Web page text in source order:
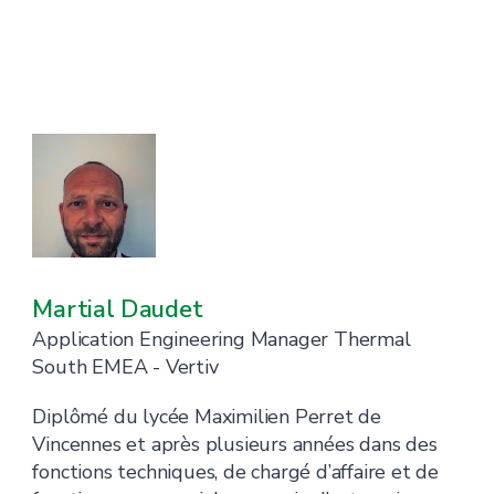
Martial Daudet
Application Engineering Manager Thermal
South EMEA - Vertiv
Diplômé du lycée Maximilien Perret de
Vincennes et après plusieurs années dans des
fonctions techniques, de chargé d’affaire et de